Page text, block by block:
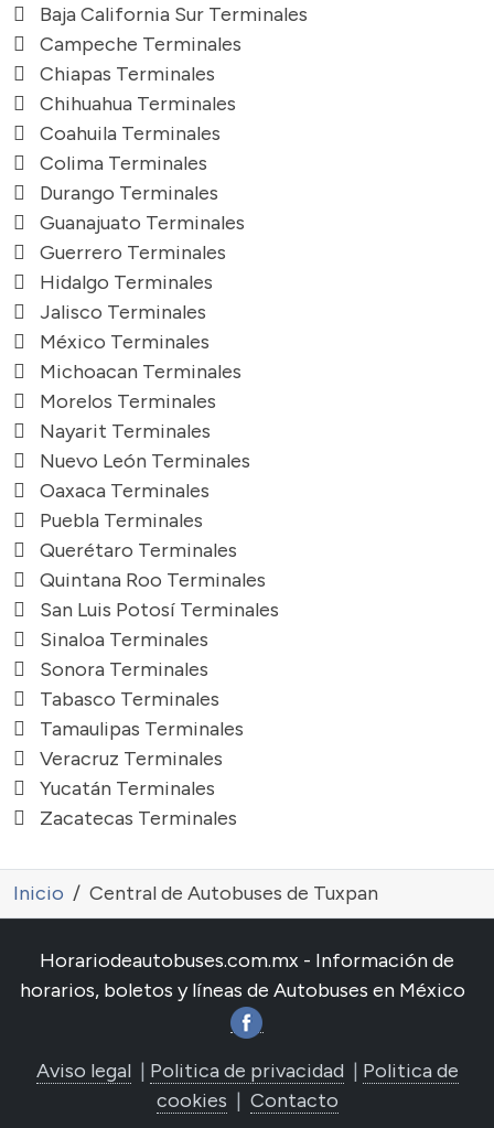
Baja California Sur Terminales
Campeche Terminales
Chiapas Terminales
Chihuahua Terminales
Coahuila Terminales
Colima Terminales
Durango Terminales
Guanajuato Terminales
Guerrero Terminales
Hidalgo Terminales
Jalisco Terminales
México Terminales
Michoacan Terminales
Morelos Terminales
Nayarit Terminales
Nuevo León Terminales
Oaxaca Terminales
Puebla Terminales
Querétaro Terminales
Quintana Roo Terminales
San Luis Potosí Terminales
Sinaloa Terminales
Sonora Terminales
Tabasco Terminales
Tamaulipas Terminales
Veracruz Terminales
Yucatán Terminales
Zacatecas Terminales
Inicio Central de Autobuses de Tuxpan
Horariodeautobuses.com.mx - Información de
horarios, boletos y líneas de Autobuses en México
Aviso legal| Politica de privacidad | Politica de
cookies | Contacto